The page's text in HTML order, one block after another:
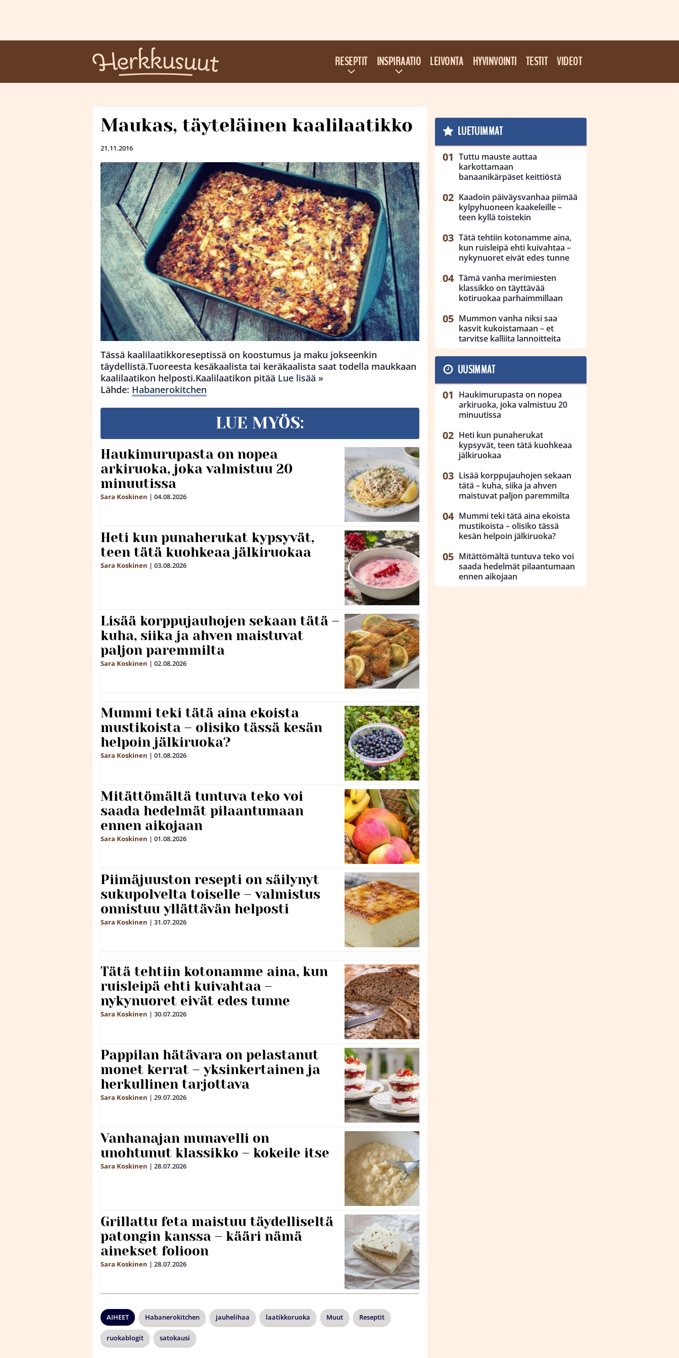
RESEPTIT INSPIRAATIO LEIVONTA HYVINVOINTI TESTIT VIDEOT
Maukas, täyteläinen kaalilaatikko
21.11.2016
Tässä kaalilaatikkoreseptissä on koostumus ja maku jokseenkin
täydellistä.Tuoreesta kesäkaalista tai keräkaalista saat todella maukkaan
kaalilaatikon helposti.Kaalilaatikon pitää Lue lisää »
Lähde: Habanerokitchen
LUE MYÖS:
Haukimurupasta on nopea
arkiruoka, joka valmistuu 20
minuutissa
Sara Koskinen | 04.08.2026
Heti kun punaherukat kypsyvät,
teen tätä kuohkeaa jälkiruokaa
Sara Koskinen | 03.08.2026
Lisää korppujauhojen sekaan tätä –
kuha, siika ja ahven maistuvat
paljon paremmilta
Sara Koskinen | 02.08.2026
Mummi teki tätä aina ekoista
mustikoista – olisiko tässä kesän
helpoin jälkiruoka?
Sara Koskinen | 01.08.2026
Mitättömältä tuntuva teko voi
saada hedelmät pilaantumaan
ennen aikojaan
Sara Koskinen | 01.08.2026
Piimäjuuston resepti on säilynyt
sukupolvelta toiselle – valmistus
onnistuu yllättävän helposti
Sara Koskinen | 31.07.2026
Tätä tehtiin kotonamme aina, kun
ruisleipä ehti kuivahtaa –
nykynuoret eivät edes tunne
Sara Koskinen | 30.07.2026
Pappilan hätävara on pelastanut
monet kerrat – yksinkertainen ja
herkullinen tarjottava
Sara Koskinen | 29.07.2026
Vanhanajan munavelli on
unohtunut klassikko – kokeile itse
Sara Koskinen | 28.07.2026
Grillattu feta maistuu täydelliseltä
patongin kanssa – kääri nämä
ainekset folioon
Sara Koskinen | 28.07.2026
AIHEET Habanerokitchen jauhelihaa laatikkoruoka Muut Reseptit
ruokablogit satokausi
LUETUIMMAT
Tuttu mauste auttaa
karkottamaan
banaanikärpäset keittiöstä
Kaadoin päiväysvanhaa piimää
kylpyhuoneen kaakeleille –
teen kyllä toistekin
Tätä tehtiin kotonamme aina,
kun ruisleipä ehti kuivahtaa –
nykynuoret eivät edes tunne
Tämä vanha merimiesten
klassikko on täyttävää
kotiruokaa parhaimmillaan
Mummon vanha niksi saa
kasvit kukoistamaan – et
tarvitse kalliita lannoitteita
UUSIMMAT
Haukimurupasta on nopea
arkiruoka, joka valmistuu 20
minuutissa
Heti kun punaherukat
kypsyvät, teen tätä kuohkeaa
jälkiruokaa
Lisää korppujauhojen sekaan
tätä – kuha, siika ja ahven
maistuvat paljon paremmilta
Mummi teki tätä aina ekoista
mustikoista – olisiko tässä
kesän helpoin jälkiruoka?
Mitättömältä tuntuva teko voi
saada hedelmät pilaantumaan
ennen aikojaan